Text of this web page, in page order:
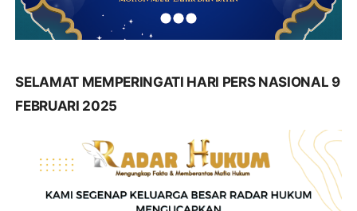
SELAMAT MEMPERINGATI HARI PERS NASIONAL 9
FEBRUARI 2025